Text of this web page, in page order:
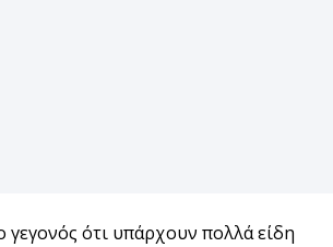
γεγονός ότι υπάρχουν πολλά είδη